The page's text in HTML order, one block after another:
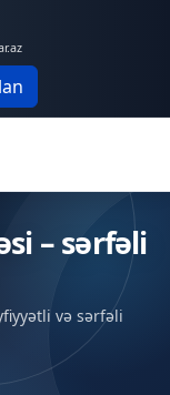
– sərfəli
və sərfəli